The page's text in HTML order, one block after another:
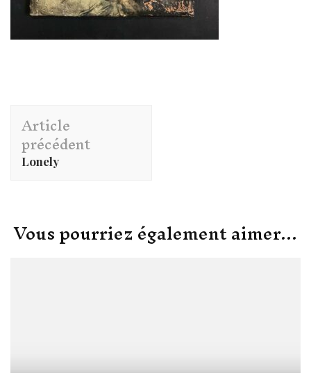
Navigation
d'article
Article
précédent
Lonely
Vous pourriez également aimer...